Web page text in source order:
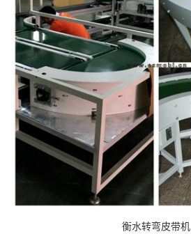
衡水转弯皮带机